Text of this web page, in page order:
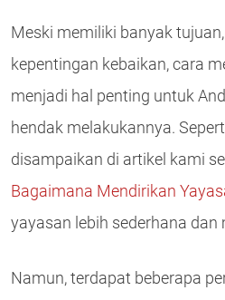
Meski memiliki banyak
kepentingan kebaikan, cara
menjadi hal penting untuk
hendak melakukannya.
disampaikan di artikel kami
Bagaimana Mendirikan
yayasan lebih sederhana dan
Namun, terdapat beberapa